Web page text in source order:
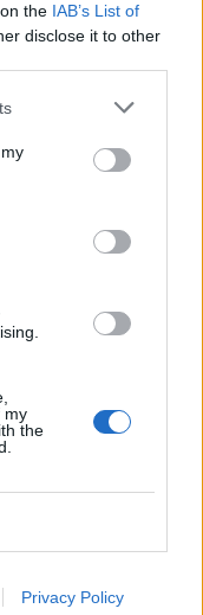
the IAB’s List of
disclose it to other
my
the
Privacy Policy